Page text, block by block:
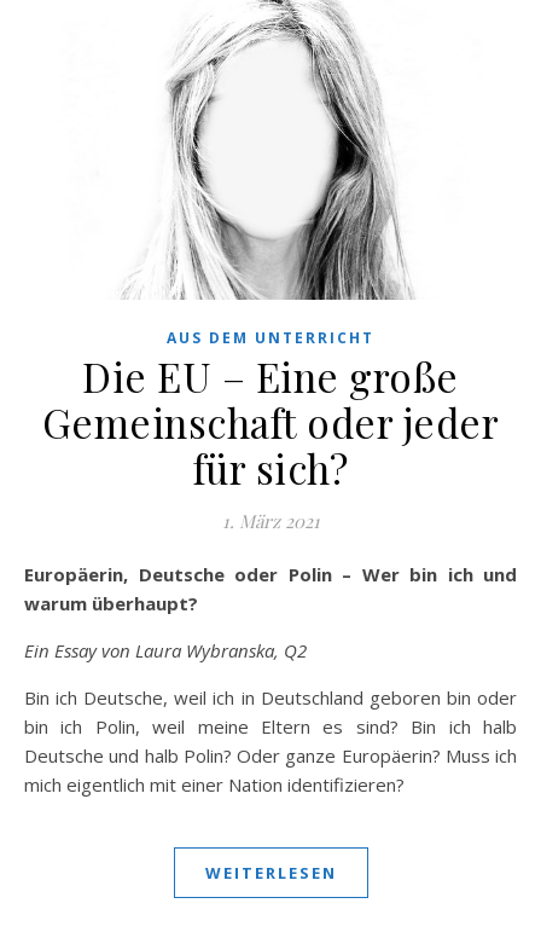
AUS DEM UNTERRICHT
Die EU – Eine große
Gemeinschaft oder jeder
für sich?
1. März 2021
Europäerin, Deutsche oder Polin – Wer bin ich und
warum überhaupt?
Ein Essay von Laura Wybranska, Q2
Bin ich Deutsche, weil ich in Deutschland geboren bin oder
bin ich Polin, weil meine Eltern es sind? Bin ich halb
Deutsche und halb Polin? Oder ganze Europäerin? Muss ich
mich eigentlich mit einer Nation identifizieren?
WEITERLESEN